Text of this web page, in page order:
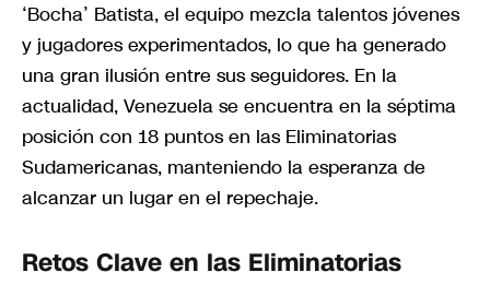
‘Bocha’ Batista, el equipo mezcla talentos jóvenes
y jugadores experimentados, lo que ha generado
una gran ilusión entre sus seguidores. En la
actualidad, Venezuela se encuentra en la séptima
posición con 18 puntos en las Eliminatorias
Sudamericanas, manteniendo la esperanza de
alcanzar un lugar en el repechaje.
Retos Clave en las Eliminatorias